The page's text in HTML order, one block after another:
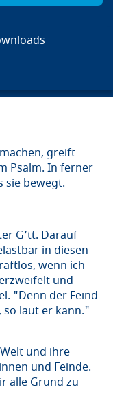
greift
Psalm. In ferner
sie bewegt.
G’tt. Darauf
in diesen
wenn ich
und
"Denn der Feind
so laut er kann."
und ihre
und Feinde.
alle Grund zu